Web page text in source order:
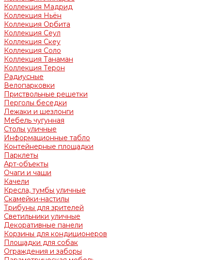
Коллекция Мадрид
Коллекция Ньён
Коллекция Орбита
Коллекция Сеул
Коллекция Скеу
Коллекция Соло
Коллекция Танаман
Коллекция Терон
Радиусные
Велопарковки
Приствольные решетки
Перголы беседки
Лежаки и шезлонги
Мебель чугунная
Столы уличные
Информационные табло
Контейнерные площадки
Парклеты
Арт-объекты
Очаги и чаши
Качели
Кресла, тумбы уличные
Скамейки-настилы
Трибуны для зрителей
Светильники уличные
Декоративные панели
Корзины для кондиционеров
Площадки для собак
Ограждения и заборы